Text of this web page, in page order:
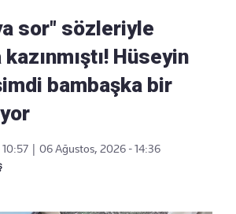
sor" sözleriyle
Hüseyin
bambaşka bir
06 Ağustos, 2026 - 14:36